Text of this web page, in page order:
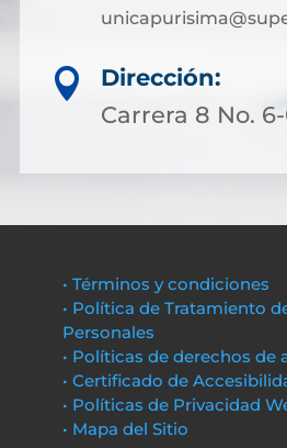

Dirección:
Carrera 8 No.
• Términos y condiciones
• Política de Tratamiento
Personales
• Políticas de derechos de
• Certificado de
• Políticas de Privacidad
• Mapa del Sitio